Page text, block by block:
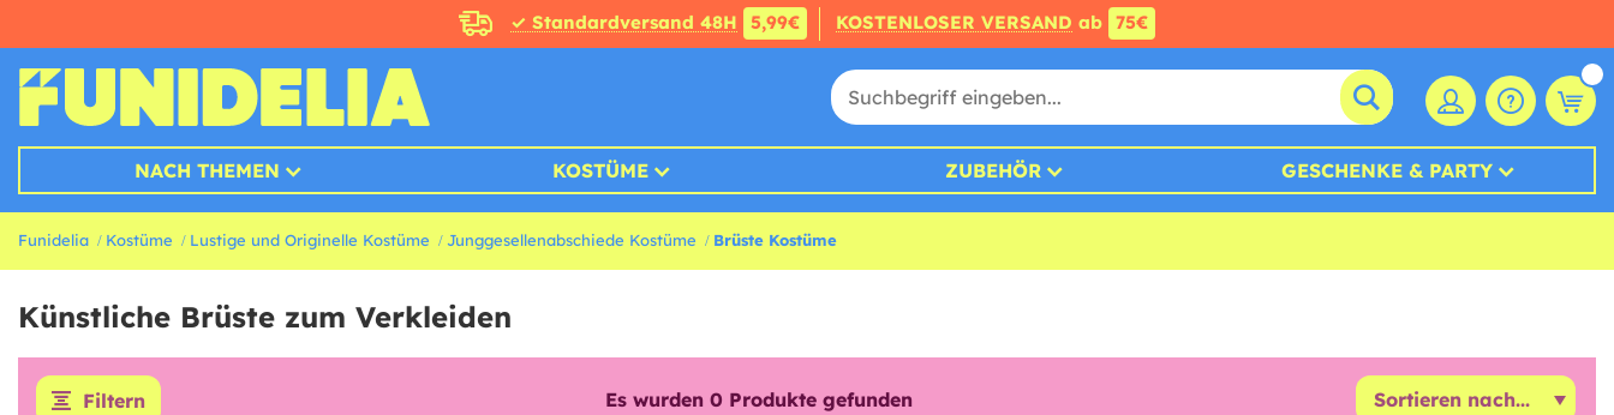
✓ Standardversand 48H 5,99€ KOSTENLOSER VERSAND ab 75€
NACH THEMEN KOSTÜME ZUBEHÖR GESCHENKE & PARTY
Funidelia Kostüme Lustige und Originelle Kostüme Junggesellenabschiede Kostüme Brüste Kostüme
Künstliche Brüste zum Verkleiden
Filtern Es wurden 0 Produkte gefunden